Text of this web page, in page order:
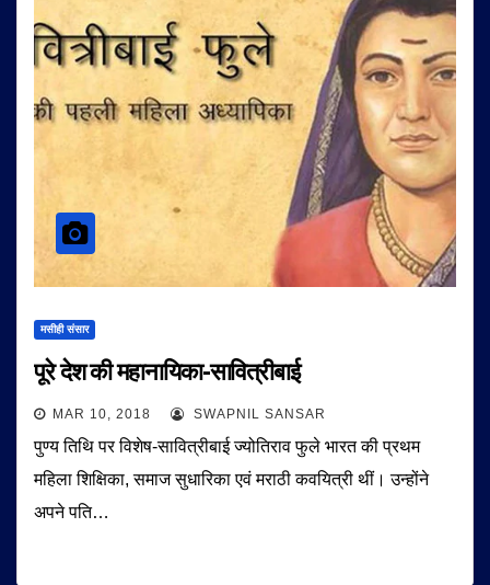
मसीही संसार
पूरे देश की महानायिका-सावित्रीबाई
MAR 10, 2018 SWAPNIL SANSAR
पुण्य तिथि पर विशेष-सावित्रीबाई ज्योतिराव फुले भारत की प्रथम
महिला शिक्षिका, समाज सुधारिका एवं मराठी कवयित्री थीं। उन्होंने
अपने पति…